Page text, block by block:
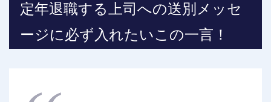
定年退職する上司への送別メッセ
ージに必ず入れたいこの一言！